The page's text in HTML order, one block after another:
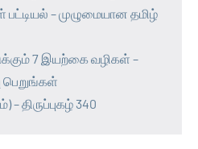
பட்டியல் – முழுமையான தமிழ்
7 இயற்கை வழிகள் –
பெறுங்கள்
திருப்புகழ் 340